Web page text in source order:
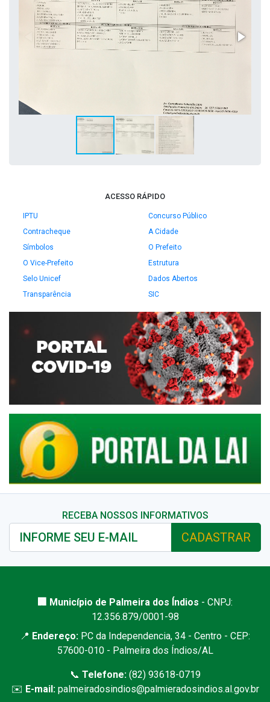
ACESSO RÁPIDO
IPTU
Concurso Público
Contracheque
A Cidade
Símbolos
O Prefeito
O Vice-Prefeito
Estrutura
Selo Unicef
Dados Abertos
Transparência
SIC
RECEBA NOSSOS INFORMATIVOS
CADASTRAR
🏢 Município de Palmeira dos Índios - CNPJ:
12.356.879/0001-98
📍 Endereço: PC da Independencia, 34 - Centro - CEP:
57600-010 - Palmeira dos Índios/AL
📞 Telefone:(82) 93618-0719
✉️ E-mail: palmeiradosindios@palmieradosindios.al.gov.br